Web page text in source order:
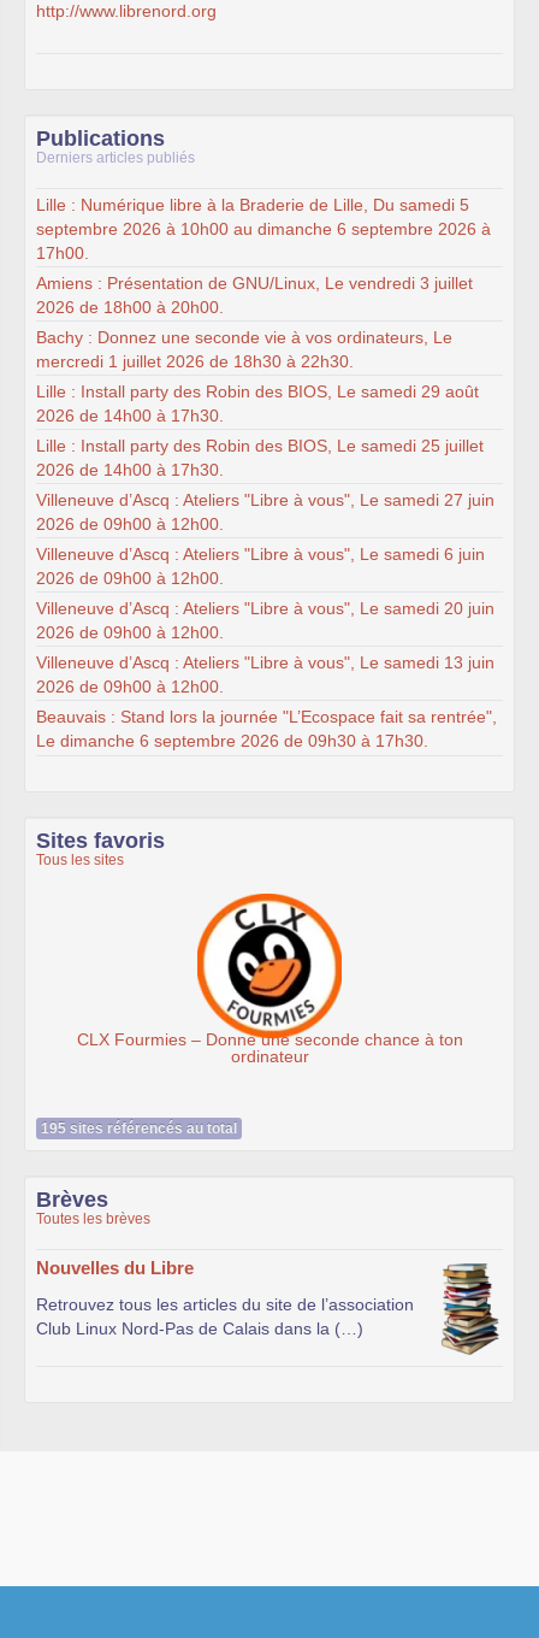
http://www.librenord.org
Publications
Derniers articles publiés
Lille : Numérique libre à la Braderie de Lille, Du samedi 5
septembre 2026 à 10h00 au dimanche 6 septembre 2026 à
17h00.
Amiens : Présentation de GNU/Linux, Le vendredi 3 juillet
2026 de 18h00 à 20h00.
Bachy : Donnez une seconde vie à vos ordinateurs, Le
mercredi 1 juillet 2026 de 18h30 à 22h30.
Lille : Install party des Robin des BIOS, Le samedi 29 août
2026 de 14h00 à 17h30.
Lille : Install party des Robin des BIOS, Le samedi 25 juillet
2026 de 14h00 à 17h30.
Villeneuve d’Ascq : Ateliers "Libre à vous", Le samedi 27 juin
2026 de 09h00 à 12h00.
Villeneuve d’Ascq : Ateliers "Libre à vous", Le samedi 6 juin
2026 de 09h00 à 12h00.
Villeneuve d’Ascq : Ateliers "Libre à vous", Le samedi 20 juin
2026 de 09h00 à 12h00.
Villeneuve d’Ascq : Ateliers "Libre à vous", Le samedi 13 juin
2026 de 09h00 à 12h00.
Beauvais : Stand lors la journée "L’Ecospace fait sa rentrée",
Le dimanche 6 septembre 2026 de 09h30 à 17h30.
Sites favoris
Tous les sites
– Donne une seconde chance à ton
195 sites référencés au total
Brèves
Toutes les brèves
Nouvelles du Libre
Retrouvez tous les articles du site de l’association
Club Linux Nord-Pas de Calais dans la (…)